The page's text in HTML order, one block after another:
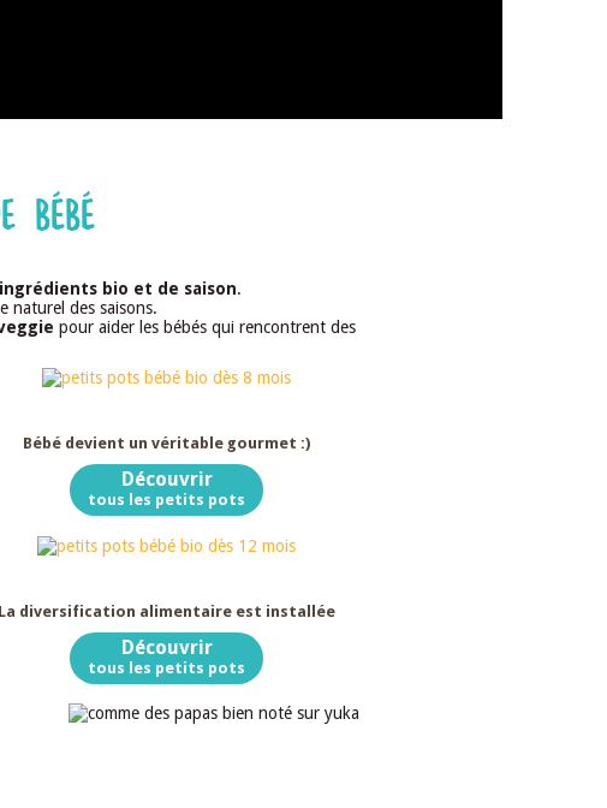
BÉBÉ
ingrédients bio et de saison.
naturel des saisons.
pour aider les bébés qui rencontrent des
Bébé devient un véritable gourmet :)
Découvrir
tous les petits pots
La diversification alimentaire est installée
Découvrir
tous les petits pots